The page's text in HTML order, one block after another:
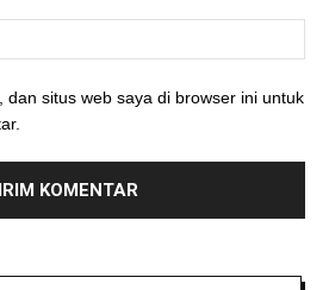
dan situs web saya di browser ini untuk